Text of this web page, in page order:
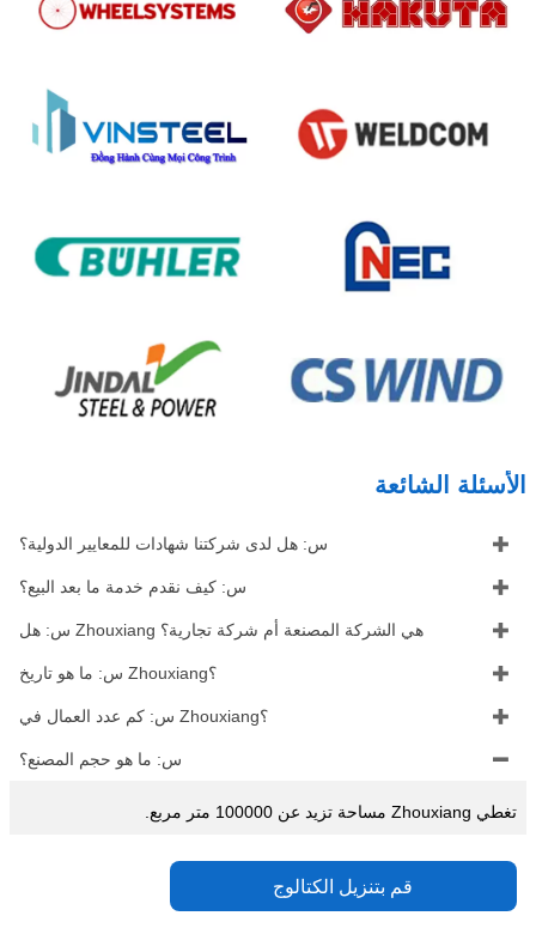
الأسئلة الشائعة
س: هل لدى شركتنا شهادات للمعايير الدولية؟ 
س: كيف نقدم خدمة ما بعد البيع؟ 
س: هل Zhouxiang هي الشركة المصنعة أم شركة تجارية؟ 
س: ما هو تاريخ Zhouxiang؟ 
س: كم عدد العمال في Zhouxiang؟ 
س: ما هو حجم المصنع؟ 
تغطي Zhouxiang مساحة تزيد عن 100000 متر مربع.
قم بتنزيل الكتالوج